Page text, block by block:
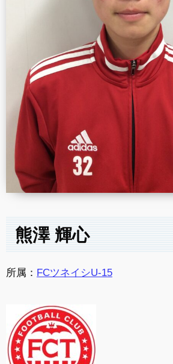
熊澤 輝心
所属： FCツネイシU-15